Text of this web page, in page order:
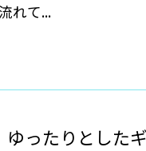
れて...
ったりとした